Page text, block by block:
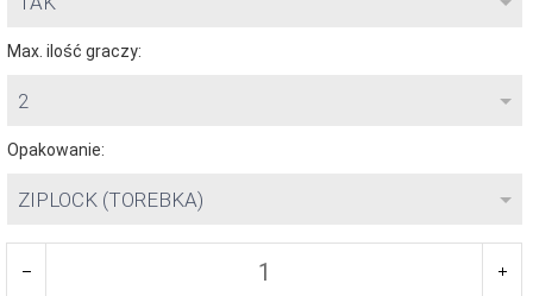
Max. ilość graczy:
2
Opakowanie:
ZIPLOCK (TOREBKA)